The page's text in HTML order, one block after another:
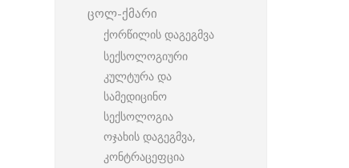
ცოლ-ქმარი
ქორწილის დაგეგმვა
სექსოლოგიური
კულტურა და
სამედიცინო
სექსოლოგია
ოჯახის დაგეგმვა,
კონტრაცეფცია